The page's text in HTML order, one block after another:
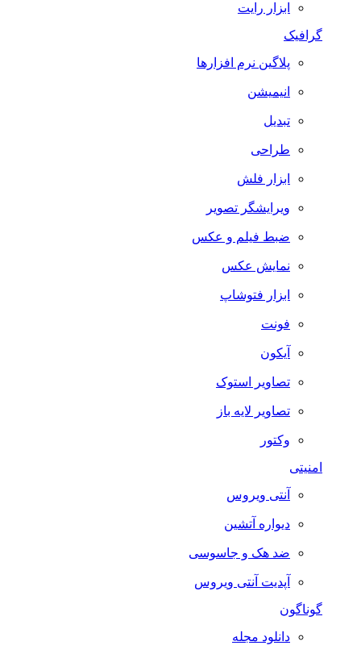
ابزار رایت
گرافیک
پلاگین نرم افزارها
انیمیشن
تبدیل
طراحی
ابزار فلش
ویرایشگر تصویر
ضبط فيلم و عكس
نمایش عکس
ابزار فتوشاپ
فونت
آیکون
تصاویر استوک
تصاویر لایه باز
وکتور
آنتی ویروس
دیواره آتشین
ضد هک و جاسوسی
آپدیت آنتی ویروس
گوناگون
دانلود مجله